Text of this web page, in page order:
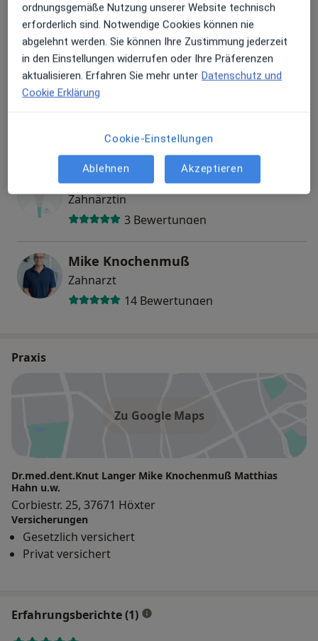
Dr. med. dent. Knut Langer
Zahnarzt
3 Bewertungen
Matthias Hahn
2 Bewertungen
Dr. med. dent. Christina Bartels
Zahnärztin
3 Bewertungen
Mike Knochenmuß
Zahnarzt
14 Bewertungen
Praxis
Zu Google Maps
Dr.med.dent.Knut Langer Mike Knochenmuß Matthias
Hahn u.w.
Corbiestr. 25, 37671 Höxter
Versicherungen
Gesetzlich versichert
Privat versichert
Erfahrungsberichte (1)
ordnungsgemäße Nutzung unserer Website technisch
erforderlich sind. Notwendige Cookies können nie
abgelehnt werden. Sie können Ihre Zustimmung jederzeit
in den Einstellungen widerrufen oder Ihre Präferenzen
aktualisieren. Erfahren Sie mehr unter Datenschutz und
Cookie Erklärung
Cookie-Einstellungen
Ablehnen Akzeptieren